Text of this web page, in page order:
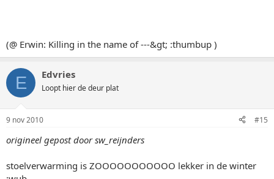
(@ Erwin: Killing in the name of ---&gt; :thumbup )
E Edvries
Loopt hier de deur plat
9 nov 2010 #15
origineel gepost door sw_reijnders
stoelverwarming is ZOOOOOOOOOOO lekker in de winter